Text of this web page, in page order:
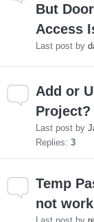
But
Access
Last post by
Add or
Project?
Last post by
Replies: 3
Temp
not